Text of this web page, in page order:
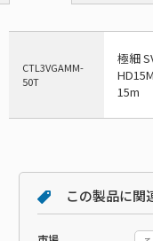
CTL3VGAMM-
50T
極細
15m
この製品に関